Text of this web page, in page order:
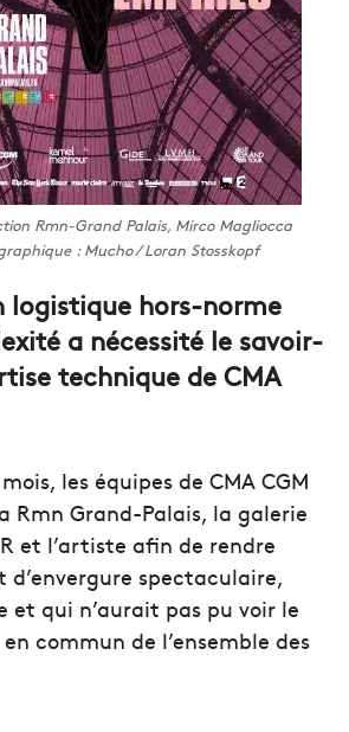
Rmn-Grand Palais, Mirco Magliocca
: Mucho / Loran Stosskopf
logistique hors-norme
a nécessité le savoir-
technique de CMA
les équipes de CMA CGM
Rmn Grand-Palais, la galerie
et l’artiste afin de rendre
spectaculaire,
et qui n’aurait pas pu voir le
commun de l’ensemble des